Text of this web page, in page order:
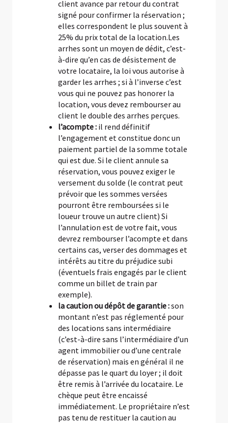
client avance par retour du contrat
signé pour confirmer la réservation ;
elles correspondent le plus souvent à
25% du prix total de la location.Les
arrhes sont un moyen de dédit, c’est-
à-dire qu’en cas de désistement de
votre locataire, la loi vous autorise à
garder les arrhes ; si à l’inverse c’est
vous qui ne pouvez pas honorer la
location, vous devez rembourser au
client le double des arrhes perçues.
l’acompte : il rend définitif
l’engagement et constitue donc un
paiement partiel de la somme totale
qui est due. Si le client annule sa
réservation, vous pouvez exiger le
versement du solde (le contrat peut
prévoir que les sommes versées
pourront être remboursées si le
loueur trouve un autre client) Si
l’annulation est de votre fait, vous
devrez rembourser l’acompte et dans
certains cas, verser des dommages et
intérêts au titre du préjudice subi
(éventuels frais engagés par le client
comme un billet de train par
exemple).
la caution ou dépôt de garantie :son
montant n’est pas réglementé pour
des locations sans intermédiaire
(c’est-à-dire sans l’intermédiaire d’un
agent immobilier ou d’une centrale
de réservation) mais en général il ne
dépasse pas le quart du loyer ; il doit
être remis à l’arrivée du locataire. Le
chèque peut être encaissé
immédiatement. Le propriétaire n’est
pas tenu de restituer la caution au